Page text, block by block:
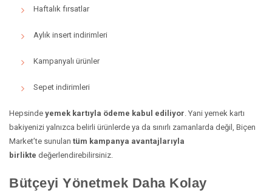
Haftalık fırsatlar
Aylık insert indirimleri
Kampanyalı ürünler
Sepet indirimleri
Hepsinde yemek kartıyla ödeme kabul ediliyor. Yani yemek kartı
bakiyenizi yalnızca belirli ürünlerde ya da sınırlı zamanlarda değil, Biçen
Market’te sunulan tüm kampanya avantajlarıyla
birlikte değerlendirebilirsiniz.
Bütçeyi Yönetmek Daha Kolay